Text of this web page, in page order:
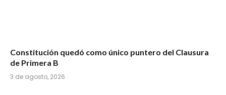
Constitución quedó como único puntero del Clausura
de Primera B
3 de agosto, 2026